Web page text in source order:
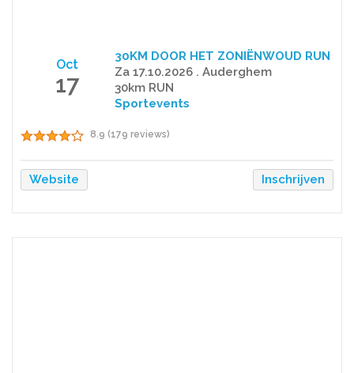
Oct
17
30KM DOOR HET ZONIËNWOUD RUN
Za 17.10.2026 . Auderghem
30km RUN
Sportevents
8.9 (179 reviews)
Website Inschrijven